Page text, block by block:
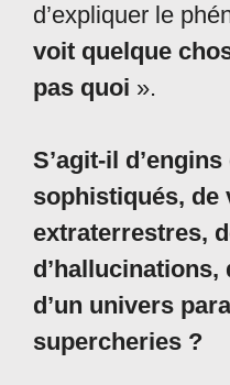
d’expliquer le
voit quelque
pas quoi ».
S’agit-il
sophistiqués, de
extraterrestres,
d’un univers
supercheries ?